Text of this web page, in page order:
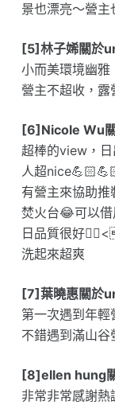
景也漂亮～營主
[5]林子㛓關於
小而美環境幽
營主不超收，
[6]Nicole Wu
超棒的view，
人超
有營主來協助推
焚火台😂可以
日品質很好
洗起來超爽
[7]葉曉惠關於
第一次遇到年
不錯遇到滿山谷
[8]ellen hung
非常非常感謝